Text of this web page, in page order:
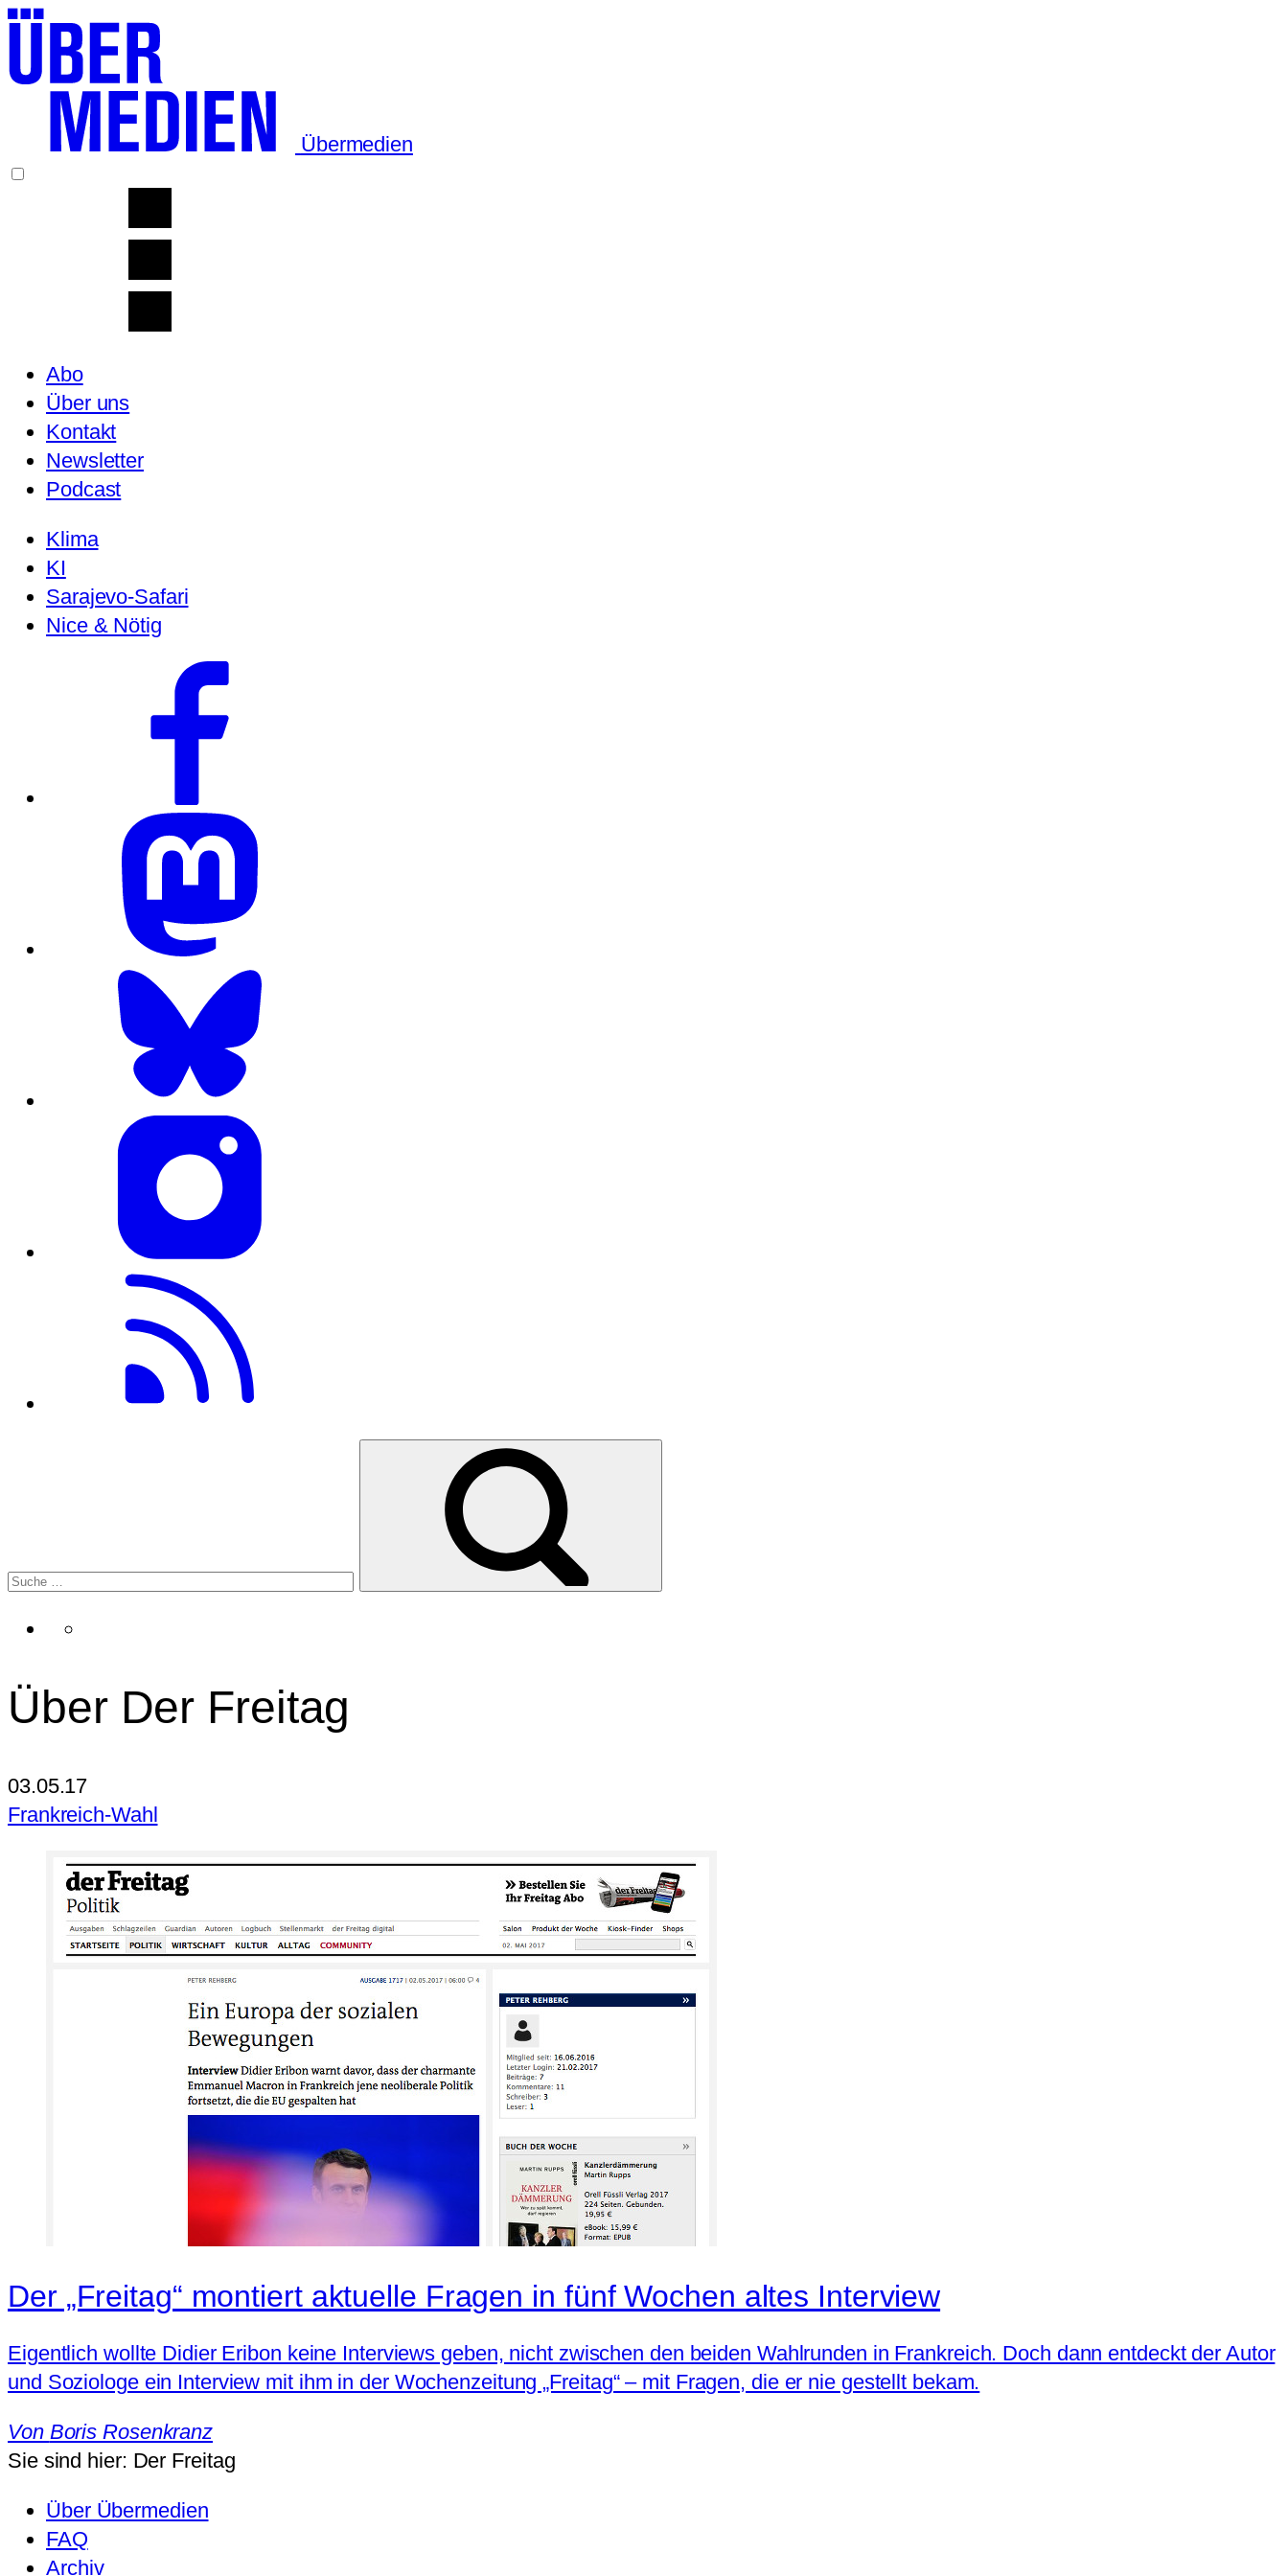
Übermedien
Abo
Über uns
Kontakt
Newsletter
Podcast
Klima
KI
Sarajevo-Safari
Nice & Nötig
Über Der Freitag
03.05.17
Frankreich-Wahl
Der „Freitag“ montiert aktuelle Fragen in fünf Wochen altes Interview
Eigentlich wollte Didier Eribon keine Interviews geben, nicht zwischen den beiden Wahlrunden in Frankreich. Doch dann entdeckt der Autor
und Soziologe ein Interview mit ihm in der Wochenzeitung „Freitag“ – mit Fragen, die er nie gestellt bekam.
Von Boris Rosenkranz
Sie sind hier: Der Freitag
Über Übermedien
FAQ
Archiv